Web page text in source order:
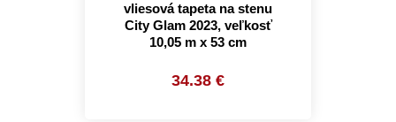
vliesová tapeta na stenu
City Glam 2023, veľkosť
10,05 m x 53 cm
34.38 €